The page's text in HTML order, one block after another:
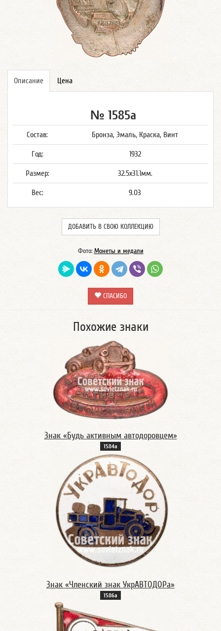
Описание Цена
№ 1585а
Состав: Бронза, Эмаль, Краска, Винт
Год: 1932
Размер: 32.5x31.1мм.
Вес: 9.03
ДОБАВИТЬ В СВОЮ КОЛЛЕКЦИЮ
Фото: Монеты и медали
СПАСИБО
Похожие знаки
Знак «Будь активным автодоровцем»
1584а
Знак «Членский знак УкрАВТОДОРа»
1586а